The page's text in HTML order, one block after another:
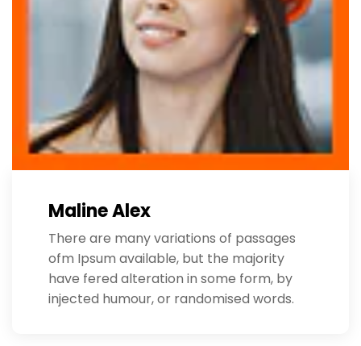
Maline Alex
There are many variations of passages
ofm Ipsum available, but the majority
have fered alteration in some form, by
injected humour, or randomised words.